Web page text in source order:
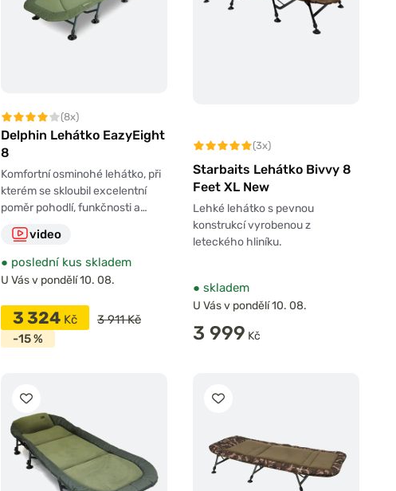
(8x)
Delphin Lehátko EazyEight
8
Komfortní osminohé lehátko, při
kterém se skloubil excelentní
poměr pohodlí, funkčnosti a…
video
● poslední kus skladem
U Vás v pondělí 10. 08.
3 324 Kč
3 911 Kč
-15 %
(3x)
Starbaits Lehátko Bivvy 8
Feet XL New
Lehké lehátko s pevnou
konstrukcí vyrobenou z
leteckého hliníku.
● skladem
U Vás v pondělí 10. 08.
3 999 Kč